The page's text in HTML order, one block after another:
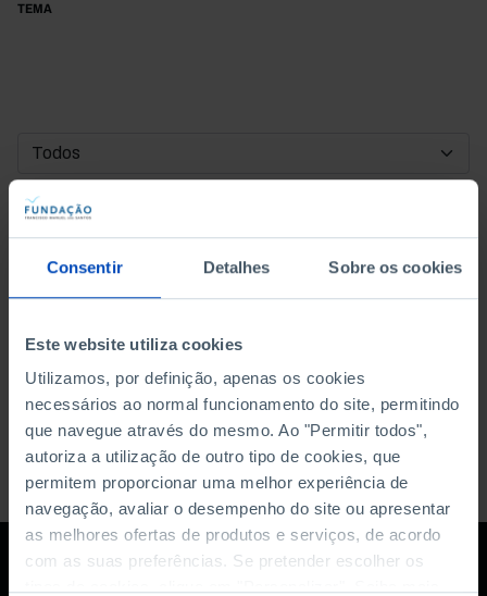
Consentir Detalhes Sobre os cookies
Este website utiliza cookies
Utilizamos, por definição, apenas os cookies
necessários ao normal funcionamento do site, permitindo
que navegue através do mesmo. Ao "Permitir todos",
autoriza a utilização de outro tipo de cookies, que
permitem proporcionar uma melhor experiência de
navegação, avaliar o desempenho do site ou apresentar
as melhores ofertas de produtos e serviços, de acordo
com as suas preferências. Se pretender escolher os
TEMA
DATA DE INÍCIO
DATA DE FIM